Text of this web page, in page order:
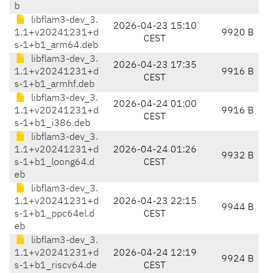
b
libflam3-dev_3.
1.1+v20241231+d
s-1+b1_arm64.deb
2026-04-23 15:10
CEST
9920 B
libflam3-dev_3.
1.1+v20241231+d
s-1+b1_armhf.deb
2026-04-23 17:35
CEST
9916 B
libflam3-dev_3.
1.1+v20241231+d
s-1+b1_i386.deb
2026-04-24 01:00
CEST
9916 B
libflam3-dev_3.
1.1+v20241231+d
s-1+b1_loong64.d
eb
2026-04-24 01:26
CEST
9932 B
libflam3-dev_3.
1.1+v20241231+d
s-1+b1_ppc64el.d
eb
2026-04-23 22:15
CEST
9944 B
libflam3-dev_3.
1.1+v20241231+d
s-1+b1_riscv64.de
2026-04-24 12:19
CEST
9924 B